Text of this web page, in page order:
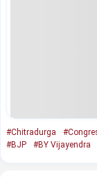
#Chitradurga
#BJP
#BY Vijayendra